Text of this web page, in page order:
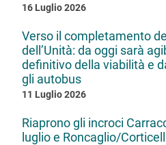
16 Luglio 2026
Verso il completamento
dell’Unità: da oggi sarà
definitivo della viabilità e
gli autobus
11 Luglio 2026
Riaprono gli incroci
luglio e Roncaglio/